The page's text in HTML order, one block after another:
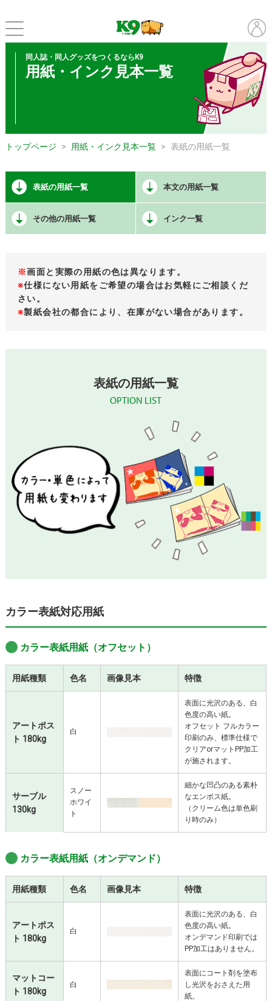
同人誌・同人グッズをつくるならK9
用紙・インク見本一覧
トップページ 用紙・インク見本一覧 表紙の用紙一覧
表紙の用紙一覧 本文の用紙一覧
その他の用紙一覧 インク一覧
※画面と実際の用紙の色は異なります。
※仕様にない用紙をご希望の場合はお気軽にご相談くだ
さい。
※製紙会社の都合により、在庫がない場合があります。
表紙の用紙一覧
OPTION LIST
カラー表紙対応用紙
カラー表紙用紙（オフセット）
用紙種類 色名 画像見本 特徴
アートポス
ト 180kg
白
表面に光沢のある、白
色度の高い紙。
オフセット フルカラー
印刷のみ、標準仕様で
クリアorマットPP加工
が施されます。
サーブル
130kg
スノー
ホワイ
ト
細かな凹凸のある素朴
なエンボス紙。
（クリーム色は単色刷
り時のみ）
カラー表紙用紙（オンデマンド）
用紙種類 色名 画像見本 特徴
アートポス
ト 180kg
白
表面に光沢のある、白
色度の高い紙。
オンデマンド印刷では
PP加工はありません。
マットコー
ト 180kg
白
表面にコート剤を塗布
し光沢をおさえた用
紙。